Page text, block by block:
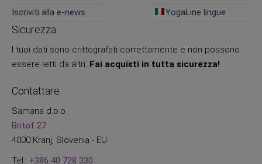
Iscriviti alla e-news
YogaLine lingue
Sicurezza
I tuoi dati sono crittografati correttamente e non possono
essere letti da altri. Fai acquisti in tutta sicurezza!
Contattare
Samana d.o.o.
Britof 27
4000 Kranj, Slovenia - EU
Tel.: +386 40 728 330